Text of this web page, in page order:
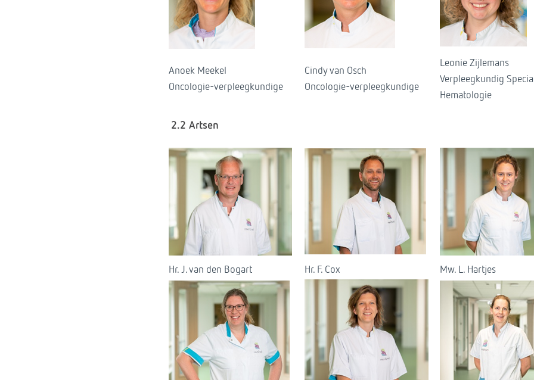
Anoek Meekel
Oncologie-verpleegkundige
Cindy van Osch
Oncologie-verpleegkundige
Leonie Zijlemans
Verpleegkundig
Hematologie
2.2 Artsen
Hr. J. van den Bogart Hr. F. Cox Mw. L. Hartjes